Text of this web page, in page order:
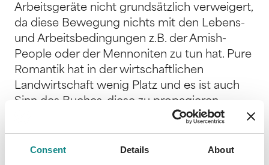
Consent Details About
Arbeitsgeräte nicht grundsätzlich verweigert,
da diese Bewegung nichts mit den Lebens-
und Arbeitsbedingungen z.B. der Amish-
People oder der Mennoniten zu tun hat. Pure
Romantik hat in der wirtschaftlichen
Landwirtschaft wenig Platz und es ist auch
Sinn des Buches, diese zu propagieren.
Immer wieder werden Menschen porträtiert,
die diese Landarbeit, gern auch wieder mit
Arbeitspferden, betreiben. Es sind